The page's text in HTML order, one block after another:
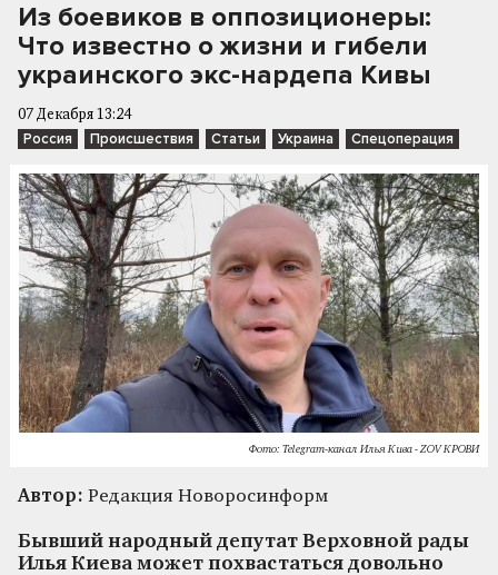
Из боевиков в оппозиционеры:
Что известно о жизни и гибели
украинского экс-нардепа Кивы
07 Декабря 13:24
Россия Происшествия Статьи Украина Спецоперация
Фото: Telegram-канал Илья Кива - ZOV КРОВИ
Автор: Редакция Новоросинформ
Бывший народный депутат Верховной рады
Илья Киева может похвастаться довольно